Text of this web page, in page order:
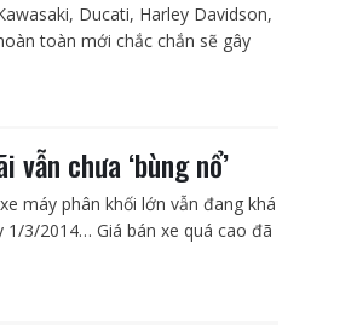
Ducati, Harley Davidson,
toàn mới chắc chắn sẽ gây
chưa ‘bùng nổ’
máy phân khối lớn vẫn đang khá
3/2014… Giá bán xe quá cao đã